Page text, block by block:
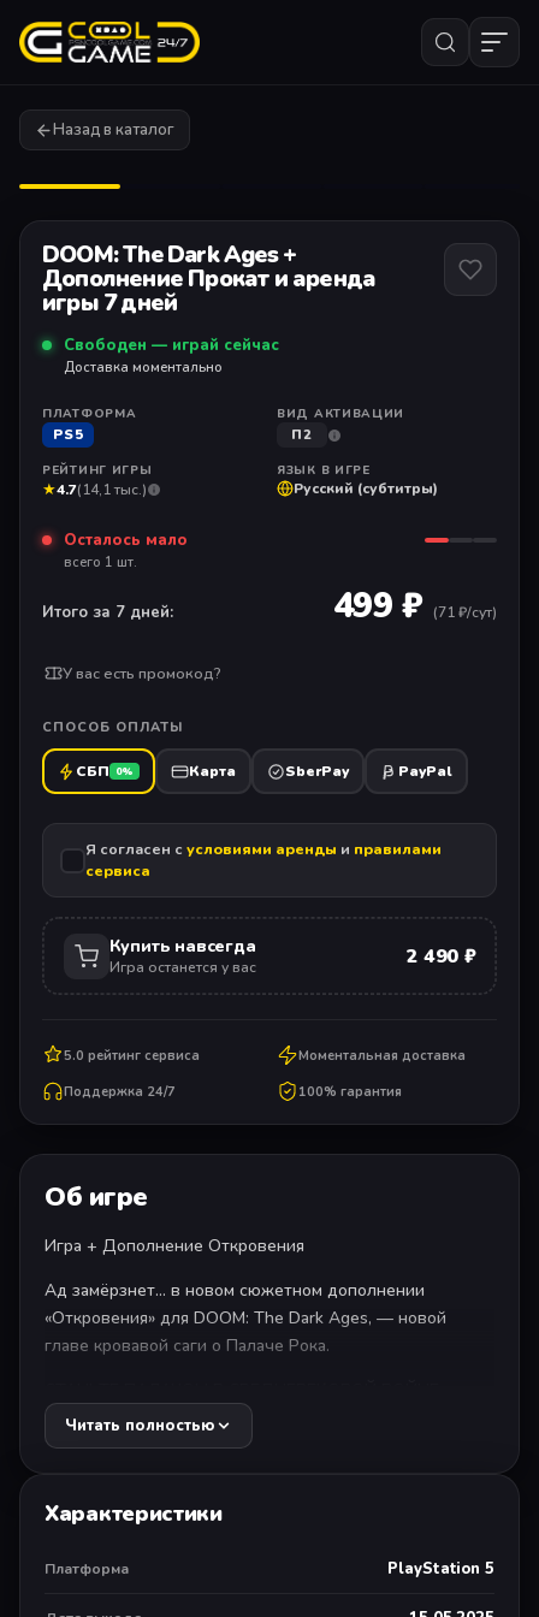
Назад в каталог
DOOM: The Dark Ages +
Дополнение Прокат и аренда
игры 7 дней
Свободен — играй сейчас
Доставка моментально
ПЛАТФОРМА
PS5
ВИД АКТИВАЦИИ
П2
РЕЙТИНГ ИГРЫ
★4.7(14,1 тыс.)
ЯЗЫК В ИГРЕ
Русский (субтитры)
Осталось мало
всего 1 шт.
Итого за 7 дней: 499 ₽ (71₽/сут)
У вас есть промокод?
СПОСОБ ОПЛАТЫ
СБП 0% Карта SberPay PayPal
Я согласен с условиями аренды и правилами
сервиса
Купить навсегда
Игра останется у вас 2 490 ₽
5.0 рейтинг сервиса
Моментальная доставка
Поддержка 24/7
100% гарантия
Об игре
Игра + Дополнение Откровения
Ад замёрзнет… в новом сюжетном дополнении
«Откровения» для DOOM: The Dark Ages, — новой
главе кровавой саги о Палаче Рока.
С АДОМ
DOOM: The Dark Ages от студии id Software — это
ярости, которое поведает предысторию снискавших
всемирную известность игр DOOM (2016)
и DOOM Eternal. В третьей части современной серии
DOOM игроки вновь наденут броню Палача Рока
и прольют реки крови в мрачной средневековой войне
Читать полностью
Характеристики
Платформа PlayStation 5